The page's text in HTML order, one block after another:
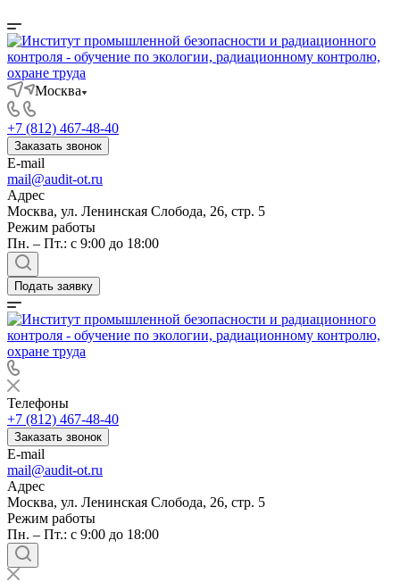
Москва
+7 (812) 467-48-40
Заказать звонок
E-mail
mail@audit-ot.ru
Адрес
Москва, ул. Ленинская Слобода, 26, стр. 5
Режим работы
Пн. – Пт.: с 9:00 до 18:00
Подать заявку
Телефоны
+7 (812) 467-48-40
Заказать звонок
E-mail
mail@audit-ot.ru
Адрес
Москва, ул. Ленинская Слобода, 26, стр. 5
Режим работы
Пн. – Пт.: с 9:00 до 18:00